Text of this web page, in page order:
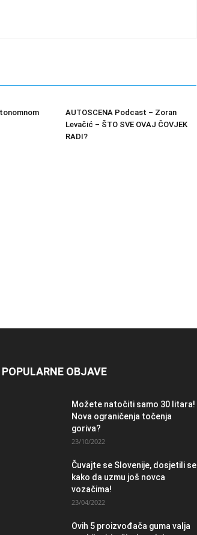
AUTOSCENA Podcast – Zoran
Levačić – ŠTO SVE OVAJ ČOVJEK
RADI?
POPULARNE OBJAVE
Možete natočiti samo 30 litara!
Nova ograničenja točenja
goriva?
23/10/2022
Čuvajte se Slovenije, dosjetili se
kako da uzmu još novca
vozačima!
23/04/2022
Ovih 5 proizvođača guma valja